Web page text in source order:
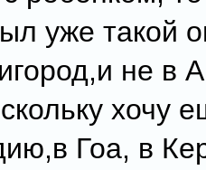
уже такой
не в
хочу
Гоа, в